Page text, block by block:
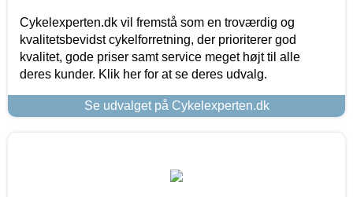
Cykelexperten.dk vil fremstå som en troværdig og
kvalitetsbevidst cykelforretning, der prioriterer god
kvalitet, gode priser samt service meget højt til alle
deres kunder. Klik her for at se deres udvalg.
Se udvalget på Cykelexperten.dk